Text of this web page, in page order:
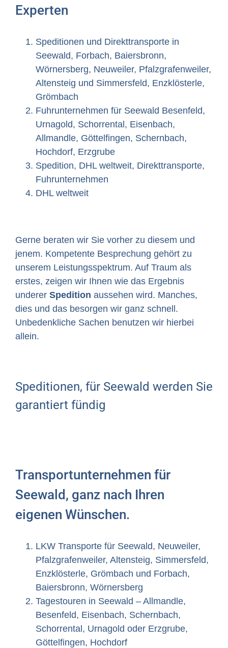
Experten
Speditionen und Direkttransporte in
Seewald, Forbach, Baiersbronn,
Wörnersberg, Neuweiler, Pfalzgrafenweiler,
Altensteig und Simmersfeld, Enzklösterle,
Grömbach
Fuhrunternehmen für Seewald Besenfeld,
Urnagold, Schorrental, Eisenbach,
Allmandle, Göttelfingen, Schernbach,
Hochdorf, Erzgrube
Spedition, DHL weltweit, Direkttransporte,
Fuhrunternehmen
DHL weltweit
Gerne beraten wir Sie vorher zu diesem und
jenem. Kompetente Besprechung gehört zu
unserem Leistungsspektrum. Auf Traum als
erstes, zeigen wir Ihnen wie das Ergebnis
underer Spedition aussehen wird. Manches,
dies und das besorgen wir ganz schnell.
Unbedenkliche Sachen benutzen wir hierbei
allein.
Speditionen, für Seewald werden Sie
garantiert fündig
Transportunternehmen für
Seewald, ganz nach Ihren
eigenen Wünschen.
LKW Transporte für Seewald, Neuweiler,
Pfalzgrafenweiler, Altensteig, Simmersfeld,
Enzklösterle, Grömbach und Forbach,
Baiersbronn, Wörnersberg
Tagestouren in Seewald – Allmandle,
Besenfeld, Eisenbach, Schernbach,
Schorrental, Urnagold oder Erzgrube,
Göttelfingen, Hochdorf